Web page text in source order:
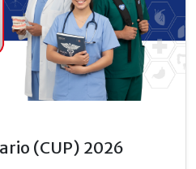
(CUP) 2026